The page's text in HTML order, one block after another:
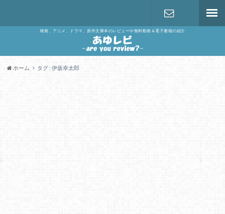
映画、アニメ、ドラマ、原作文庫本のレビューや無料動画＆電子書籍の紹介
ホーム タグ : 伊坂幸太郎